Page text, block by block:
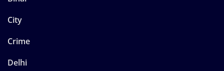
City
Crime
Delhi